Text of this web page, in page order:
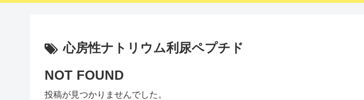
心房性ナトリウム利尿ペプチド
NOT FOUND
投稿が見つかりませんでした。